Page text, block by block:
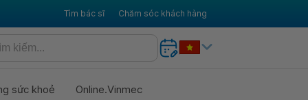
Tìm bác sĩ Chăm sóc khách hàng
sức khoẻ Online.Vinmec